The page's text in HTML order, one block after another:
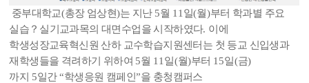
중부대학교(총장 엄상현)는 지난 5월 11 일(월)부터 학과별 주요
실습 ？ 실기교과목의 대면수업을 시작하였다. 이에
학생성장교육혁신원 산하 교수학습지원센터는 첫 등교 신입생과
재학생들을 격려하기 위하여 5월 11 일(월)부터 15일(금)
까지 5일간“학생응원 캠페인”을 충청캠퍼스